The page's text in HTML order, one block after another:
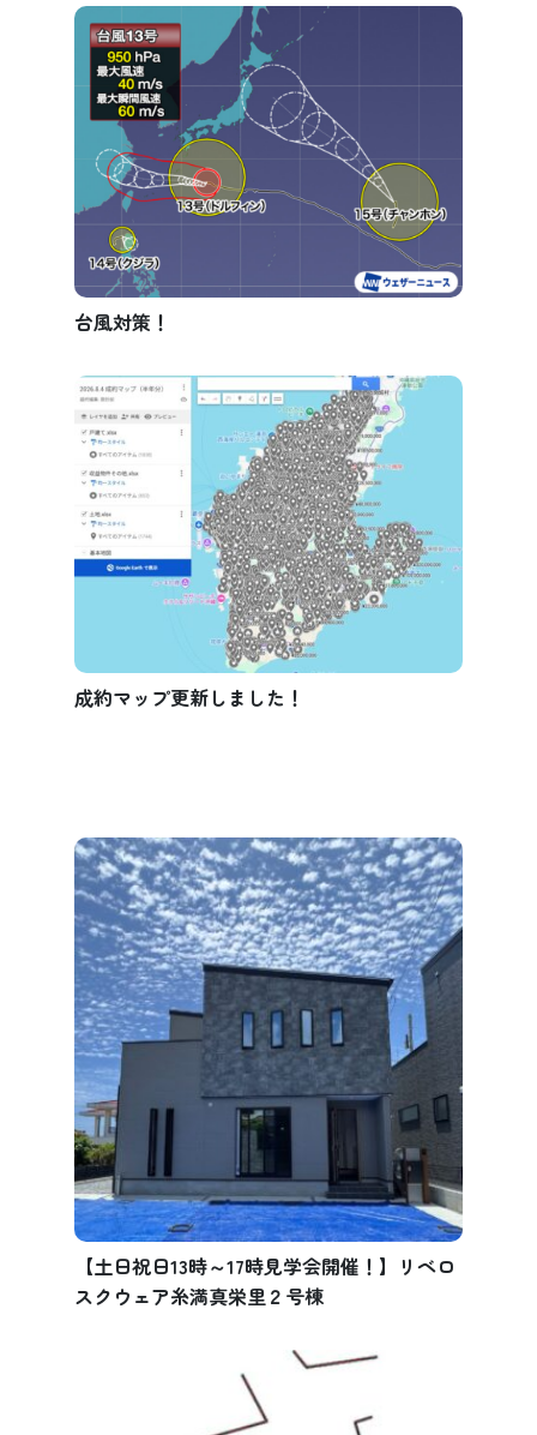
台風対策！
成約マップ更新しました！
【土日祝日13時～17時見学会開催！】リベロ
スクウェア糸満真栄里２号棟